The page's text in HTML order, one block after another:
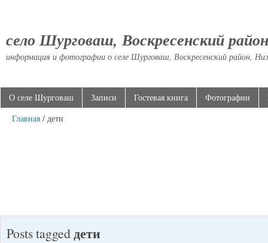
село Шурговаш, Воскресенский район
информация и фотографии о селе Шурговаш, Воскресенский район,
О селе Шурговаш Записи Гостевая книга Фотографии
Главная / дети
Posts taggedдети